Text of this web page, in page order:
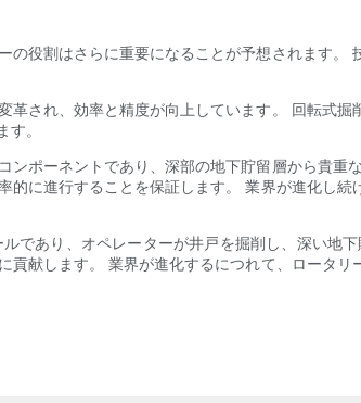
役割はさらに重要になることが予想されます。
され、効率と精度が向上しています。 回転式
。
ポーネントであり、深部の地下貯留層から貴
に進行することを保証します。 業界が進化し
であり、オペレーターが井戸を掘削し、深い地
献します。 業界が進化するにつれて、ロータ